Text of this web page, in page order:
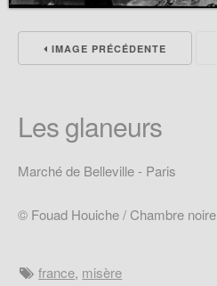
IMAGE PRÉCÉDENTE
Les glaneurs
Marché de Belleville - Paris
© Fouad Houiche / Chambre noire
france, misère